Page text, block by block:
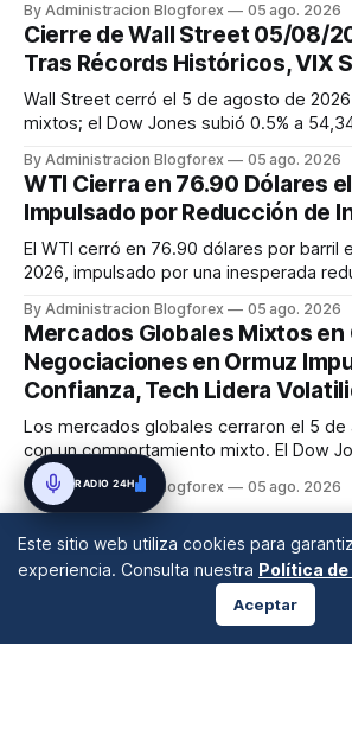
Bloomin' Brands presentan balances
By Administracion Blogforex 05 ago. 2026
Cierre de Wall Street 05/08/
Tras Récords Históricos, VIX
Wall Street cerró el 5 de agosto de
mixtos; el Dow Jones subió 0.5% a
descendió 0.8% a 26,363.44. La jornada
por la estabilización de los precios del
las expectati...
By Administracion Blogforex 05 ago. 2026
WTI Cierra en 76.90 Dólares
Impulsado por Reducción de
El WTI cerró en 76.90 dólares por barril
2026, impulsado por una inesperada
mercado.
By Administracion Blogforex 05 ago. 2026
Mercados Globales Mixtos en
Negociaciones en Ormuz
Confianza, Tech Lidera
Los mercados globales cerraron el 5
con un comportamiento mixto. El Dow
Average subió un 0.9% a nuevos
Nasdaq Composite cayó un 0.4%. El
USD, influenciado por las...
By Administracion Blogforex 05 ago. 2026
Este sitio web utiliza cookies para
experiencia. Consulta nuestra Política de
Aceptar
RADIO 24H